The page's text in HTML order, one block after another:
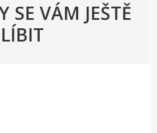
SE VÁM JEŠTĚ
LÍBIT